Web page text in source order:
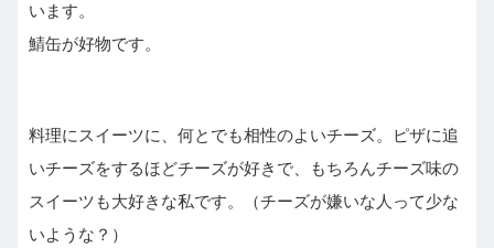
います。
鯖缶が好物です。
料理にスイーツに、何とでも相性のよいチーズ。ピザに追
いチーズをするほどチーズが好きで、もちろんチーズ味の
スイーツも大好きな私です。（チーズが嫌いな人って少な
いような？）